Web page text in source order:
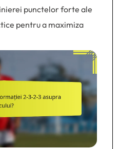
punctelor forte ale
pentru a maximiza